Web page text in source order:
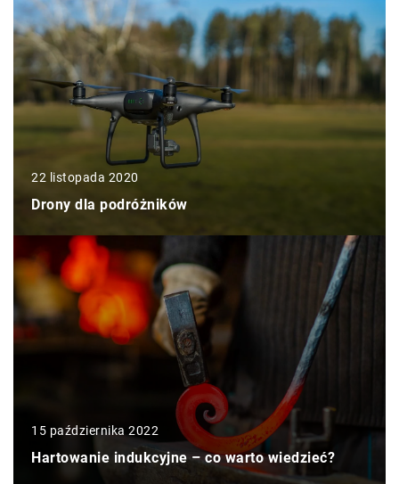
22 listopada 2020
Drony dla podróżników
15 października 2022
Hartowanie indukcyjne – co warto wiedzieć?